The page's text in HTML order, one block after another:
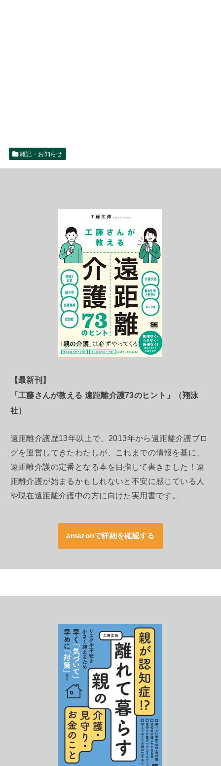
雑記・お知らせ
【最新刊】
「工藤さんが教える 遠距離介護73のヒント」（翔泳
社）
遠距離介護歴13年以上で、2013年から遠距離介護ブロ
グを運営してきたわたしが、これまでの情報を基に、
遠距離介護の定番となる本を目指して書きました！遠
距離介護が始まるかもしれないと不安に感じている人
や現在遠距離介護中の方に向けた実用書です。
amazonで詳細を確認する